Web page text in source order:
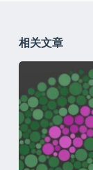
相关文章